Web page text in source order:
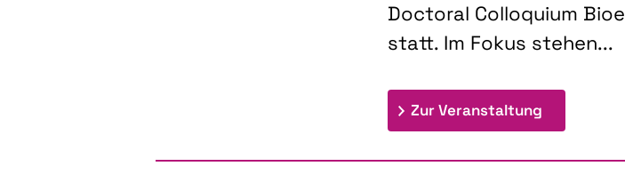
Doctoral Colloquium
statt. Im Fokus stehen...
Zur Veranstaltung: 9th